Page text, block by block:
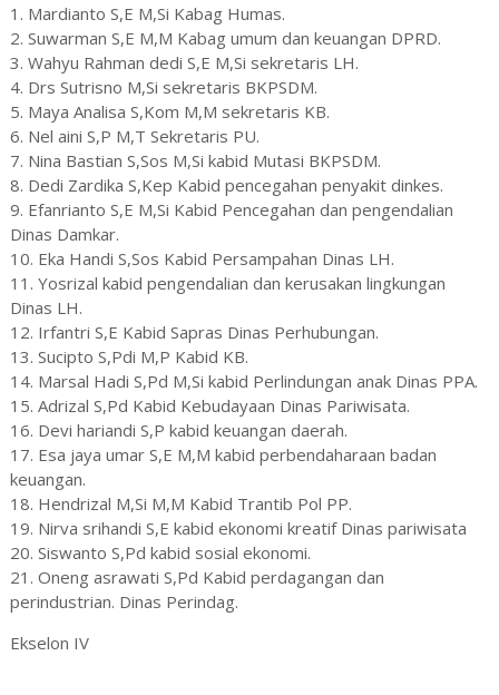
1. Mardianto S,E M,Si Kabag Humas.
2. Suwarman S,E M,M Kabag umum dan keuangan DPRD.
3. Wahyu Rahman dedi S,E M,Si sekretaris LH.
4. Drs Sutrisno M,Si sekretaris BKPSDM.
5. Maya Analisa S,Kom M,M sekretaris KB.
6. Nel aini S,P M,T Sekretaris PU.
7. Nina Bastian S,Sos M,Si kabid Mutasi BKPSDM.
8. Dedi Zardika S,Kep Kabid pencegahan penyakit dinkes.
9. Efanrianto S,E M,Si Kabid Pencegahan dan pengendalian
Dinas Damkar.
10. Eka Handi S,Sos Kabid Persampahan Dinas LH.
11. Yosrizal kabid pengendalian dan kerusakan lingkungan
Dinas LH.
12. Irfantri S,E Kabid Sapras Dinas Perhubungan.
13. Sucipto S,Pdi M,P Kabid KB.
14. Marsal Hadi S,Pd M,Si kabid Perlindungan anak Dinas PPA.
15. Adrizal S,Pd Kabid Kebudayaan Dinas Pariwisata.
16. Devi hariandi S,P kabid keuangan daerah.
17. Esa jaya umar S,E M,M kabid perbendaharaan badan
keuangan.
18. Hendrizal M,Si M,M Kabid Trantib Pol PP.
19. Nirva srihandi S,E kabid ekonomi kreatif Dinas pariwisata
20. Siswanto S,Pd kabid sosial ekonomi.
21. Oneng asrawati S,Pd Kabid perdagangan dan
perindustrian. Dinas Perindag.
Ekselon IV